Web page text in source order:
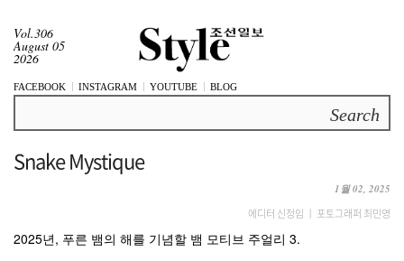
Vol.306
August 05
2026
FACEBOOK INSTAGRAM YOUTUBE BLOG
Snake Mystique
1월 02, 2025
에디터 신정임 ㅣ 포토그래퍼 최민영
2025년, 푸른 뱀의 해를 기념할 뱀 모티브 주얼리 3.